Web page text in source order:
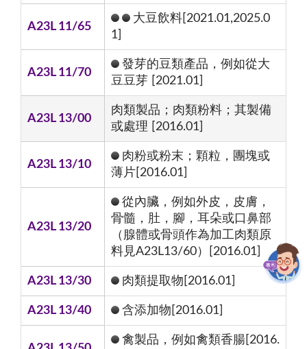
A23L 11/65
大豆飲料[2021.01,2025.0
1]
A23L 11/70
發芽的豆類產品，例如從大
豆豆芽 [2021.01]
A23L 13/00
肉類製品；肉類粉料；其製備
或處理 [2016.01]
A23L 13/10
肉粉或粉末；顆粒，團塊或
薄片[2016.01]
A23L 13/20
從內臟，例如外皮，皮膚，
骨髓，肚，腳，耳朵或口鼻部
（腺體或骨頭作為加工肉類原
料見A23L13/60）[2016.01]
A23L 13/30 肉類提取物[2016.01]
A23L 13/40 含添加物[2016.01]
禽製品，例如禽類香腸[2016.